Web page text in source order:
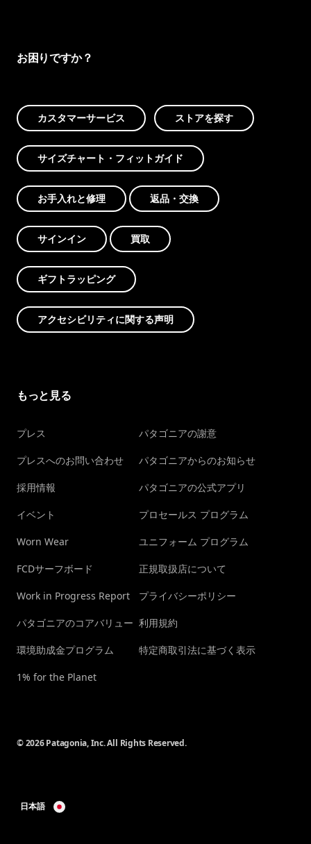
お困りですか？
カスタマーサービス ストアを探す
サイズチャート・フィットガイド
お手入れと修理 返品・交換
サインイン 買取
ギフトラッピング
アクセシビリティに関する声明
もっと見る
プレス
プレスへのお問い合わせ
採用情報
イベント
Worn Wear
FCDサーフボード
Work in Progress Report
パタゴニアのコアバリュー
環境助成金プログラム
1% for the Planet
パタゴニアの謝意
パタゴニアからのお知らせ
パタゴニアの公式アプリ
プロセールス プログラム
ユニフォーム プログラム
正規取扱店について
プライバシーポリシー
利用規約
特定商取引法に基づく表示
© 2026 Patagonia, Inc. All Rights Reserved.
日本語